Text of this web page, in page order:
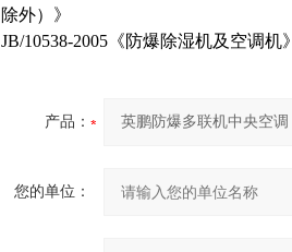
除外）》
JB/10538-2005《防爆除湿机及空调机》
产品：
您的单位：